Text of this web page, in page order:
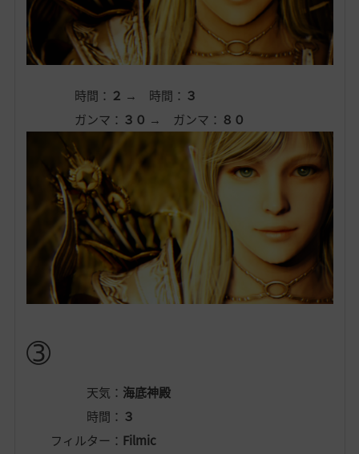
時間： ２ → 時間： ３
ガンマ： ３０ → ガンマ： ８０
➂
天気： 海底神殿
時間： ３
フィルター： Filmic